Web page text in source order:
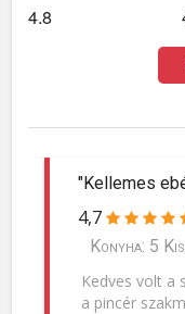
4.8
"Kellemes
4,7
Konyha: 5
Kedves volt a
a pincér